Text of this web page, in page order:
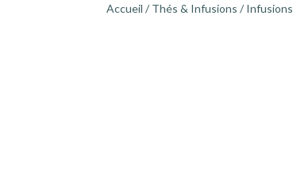
Accueil / Thés & Infusions / Infusions